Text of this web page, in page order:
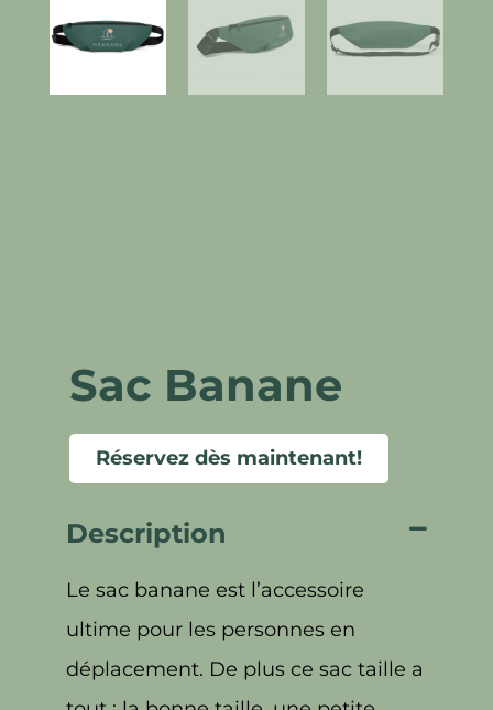
Sac Banane
Réservez dès maintenant!
Description
Le sac banane est l’accessoire
ultime pour les personnes en
déplacement. De plus ce sac taille a